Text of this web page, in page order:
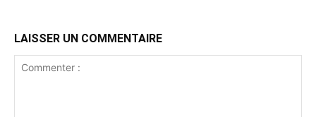
LAISSER UN COMMENTAIRE